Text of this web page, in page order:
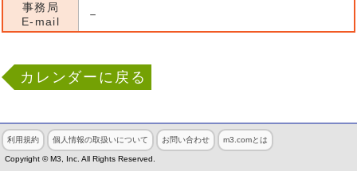
事務局
E-mail
－
カレンダーに戻る
利用規約 個人情報の取扱いについて お問い合わせ m3.comとは
Copyright © M3, Inc. All Rights Reserved.